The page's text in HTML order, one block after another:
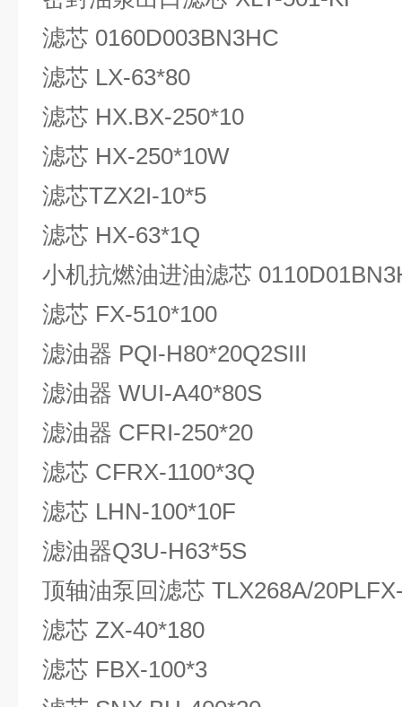
滤芯 0160D003BN3HC
滤芯 LX-63*80
滤芯 HX.BX-250*10
滤芯 HX-250*10W
滤芯TZX2I-10*5
滤芯 HX-63*1Q
小机抗燃油进油滤芯
滤芯 FX-510*100
滤油器 PQI-H80*20Q2SIII
滤油器 WUI-A40*80S
滤油器 CFRI-250*20
滤芯 CFRX-1100*3Q
滤芯 LHN-100*10F
滤油器Q3U-H63*5S
顶轴油泵回滤芯 TLX268A/
滤芯 ZX-40*180
滤芯 FBX-100*3